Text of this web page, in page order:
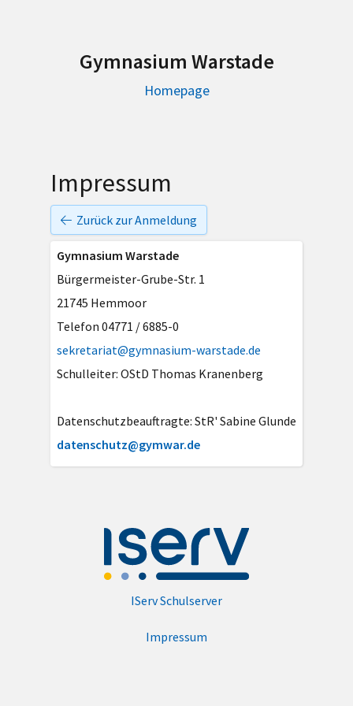
Gymnasium Warstade
Homepage
Impressum
Zurück zur Anmeldung
Gymnasium Warstade
Bürgermeister-Grube-Str. 1
21745 Hemmoor
Telefon 04771 / 6885-0
sekretariat@gymnasium-warstade.de
Schulleiter: OStD Thomas Kranenberg
Datenschutzbeauftragte: StR' Sabine Glunde
datenschutz@gymwar.de
IServ Schulserver
Impressum